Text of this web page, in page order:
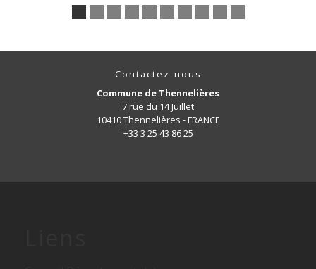
Contactez-nous
Commune de Thennelières
7 rue du 14 Juillet
10410 Thennelières - FRANCE
+33 3 25 43 86 25